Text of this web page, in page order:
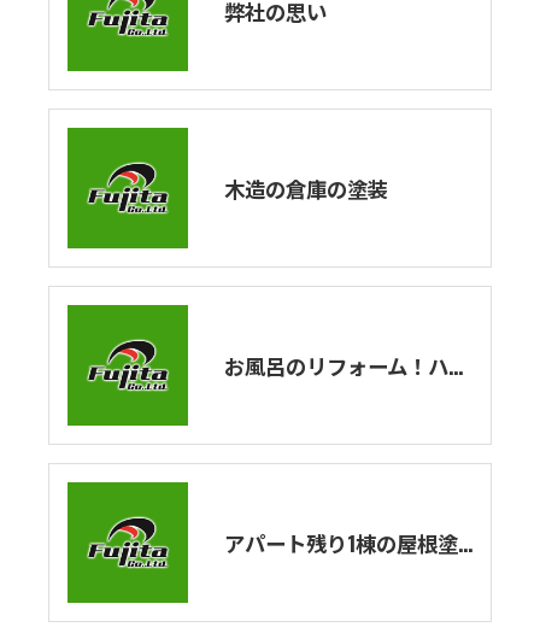
弊社の思い
木造の倉庫の塗装
お風呂のリフォーム！ハウステックのユニットバスの紹介！エストワシリーズを解説！
アパート残り1棟の屋根塗装・外壁塗装工事が完了しました！